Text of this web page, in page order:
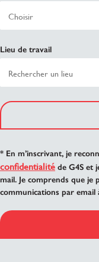
Lieu de travail
* En m’inscrivant, je
confidentialité de G4S et
mail. Je comprends que je
communications par